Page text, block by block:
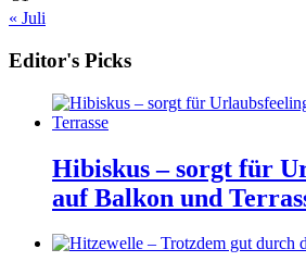
« Juli
Editor's Picks
Hibiskus – sorgt für
auf Balkon und